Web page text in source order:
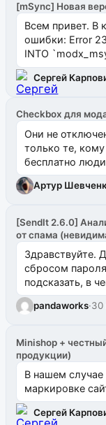
[mSync] Новая
Всем привет. В
ошибки: Error
INTO
`uuid_1c`)
Сергей
Checkbox для
Они не
только те,
бесплатно
Артур
[SendIt 2.6.0]
от спама
Здравствуйте.
сбросом
подсказать, в
одноименном
pandaworks·30
Minishop +
продукции)
В нашем
маркировке
Сергей